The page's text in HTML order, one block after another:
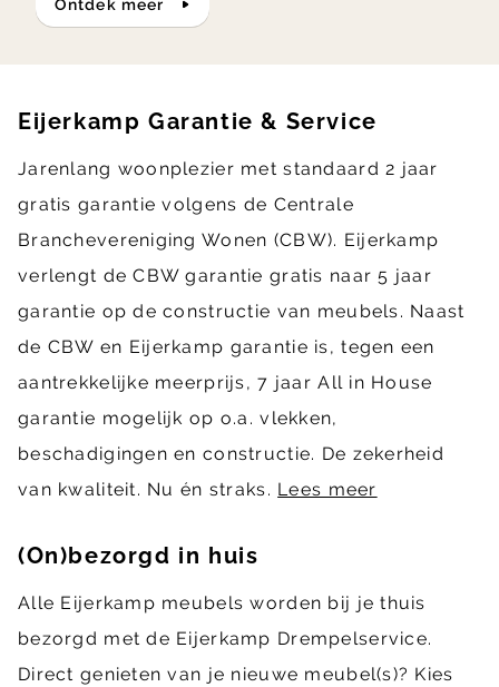
ontdek meer
Eijerkamp Garantie & Service
Jarenlang woonplezier met standaard 2 jaar
gratis garantie volgens de Centrale
Branchevereniging Wonen (CBW). Eijerkamp
verlengt de CBW garantie gratis naar 5 jaar
garantie op de constructie van meubels. Naast
de CBW en Eijerkamp garantie is, tegen een
aantrekkelijke meerprijs, 7 jaar All in House
garantie mogelijk op o.a. vlekken,
beschadigingen en constructie. De zekerheid
van kwaliteit. Nu én straks. Lees meer
(On)bezorgd in huis
Alle Eijerkamp meubels worden bij je thuis
bezorgd met de Eijerkamp Drempelservice.
Direct genieten van je nieuwe meubel(s)? Kies